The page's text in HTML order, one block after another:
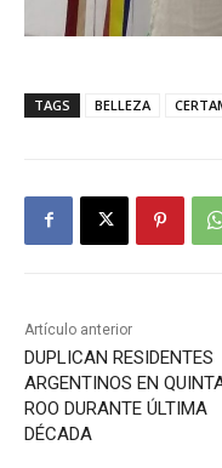
TAGS BELLEZA
Artículo anterior
DUPLICAN RESIDENTES
ARGENTINOS EN
ROO DURANTE ÚLTIMA
DÉCADA